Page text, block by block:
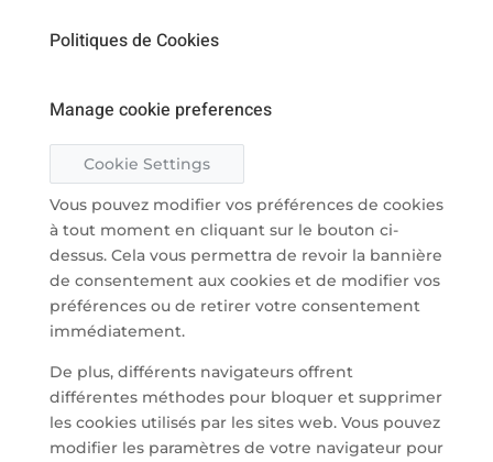
Politiques de Cookies
Manage cookie preferences
Cookie Settings
Vous pouvez modifier vos préférences de cookies
à tout moment en cliquant sur le bouton ci-
dessus. Cela vous permettra de revoir la bannière
de consentement aux cookies et de modifier vos
préférences ou de retirer votre consentement
immédiatement.
De plus, différents navigateurs offrent
différentes méthodes pour bloquer et supprimer
les cookies utilisés par les sites web. Vous pouvez
modifier les paramètres de votre navigateur pour